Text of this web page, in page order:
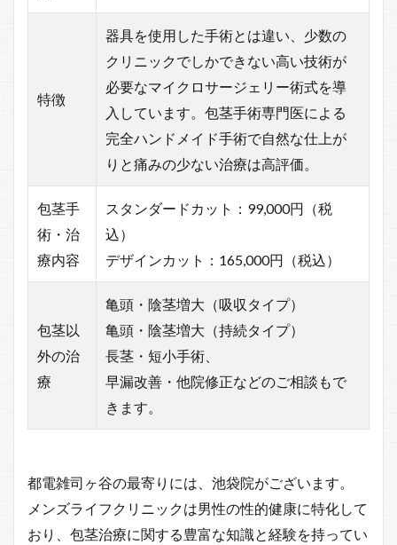
特徴
器具を使用した手術とは違い、少数の
クリニックでしかできない高い技術が
必要なマイクロサージェリー術式を導
入しています。包茎手術専門医による
完全ハンドメイド手術で自然な仕上が
りと痛みの少ない治療は高評価。
包茎手
術・治
療内容
スタンダードカット：99,000円（税
込）
デザインカット：165,000円（税込）
包茎以
外の治
療
亀頭・陰茎増大（吸収タイプ）
亀頭・陰茎増大（持続タイプ）
長茎・短小手術、
早漏改善・他院修正などのご相談もで
きます。
都電雑司ヶ谷の最寄りには、池袋院がございます。
メンズライフクリニックは男性の性的健康に特化して
おり、包茎治療に関する豊富な知識と経験を持ってい